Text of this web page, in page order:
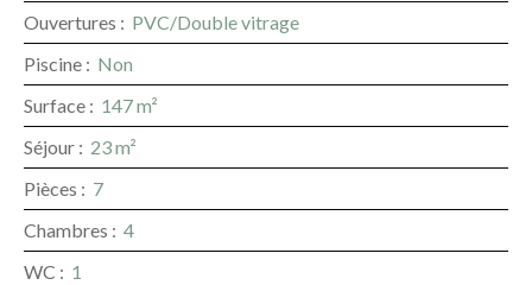
Ouvertures : PVC/Double vitrage
Piscine : Non
Surface : 147m²
Séjour : 23m²
Pièces : 7
Chambres : 4
WC : 1